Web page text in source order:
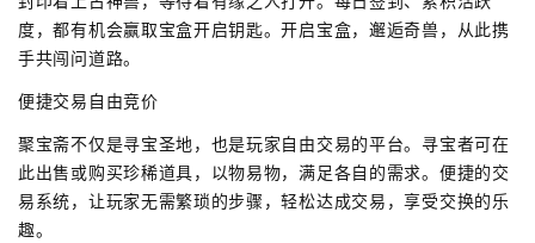
度，都有机会赢取宝盒开启钥匙。开启宝盒，邂逅奇兽，从此携
手共闯问道路。
便捷交易自由竞价
聚宝斋不仅是寻宝圣地，也是玩家自由交易的平台。寻宝者可在
此出售或购买珍稀道具，以物易物，满足各自的需求。便捷的交
易系统，让玩家无需繁琐的步骤，轻松达成交易，享受交换的乐
趣。